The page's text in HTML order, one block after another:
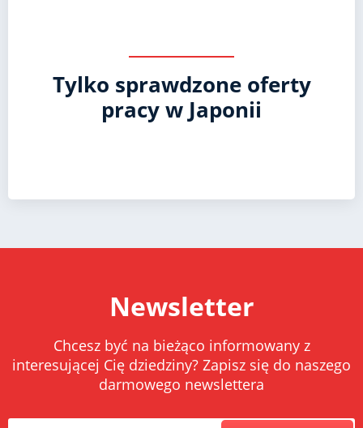
Tylko sprawdzone oferty
pracy w Japonii
Newsletter
Chcesz być na bieżąco informowany z
interesującej Cię dziedziny? Zapisz się do naszego
darmowego newslettera